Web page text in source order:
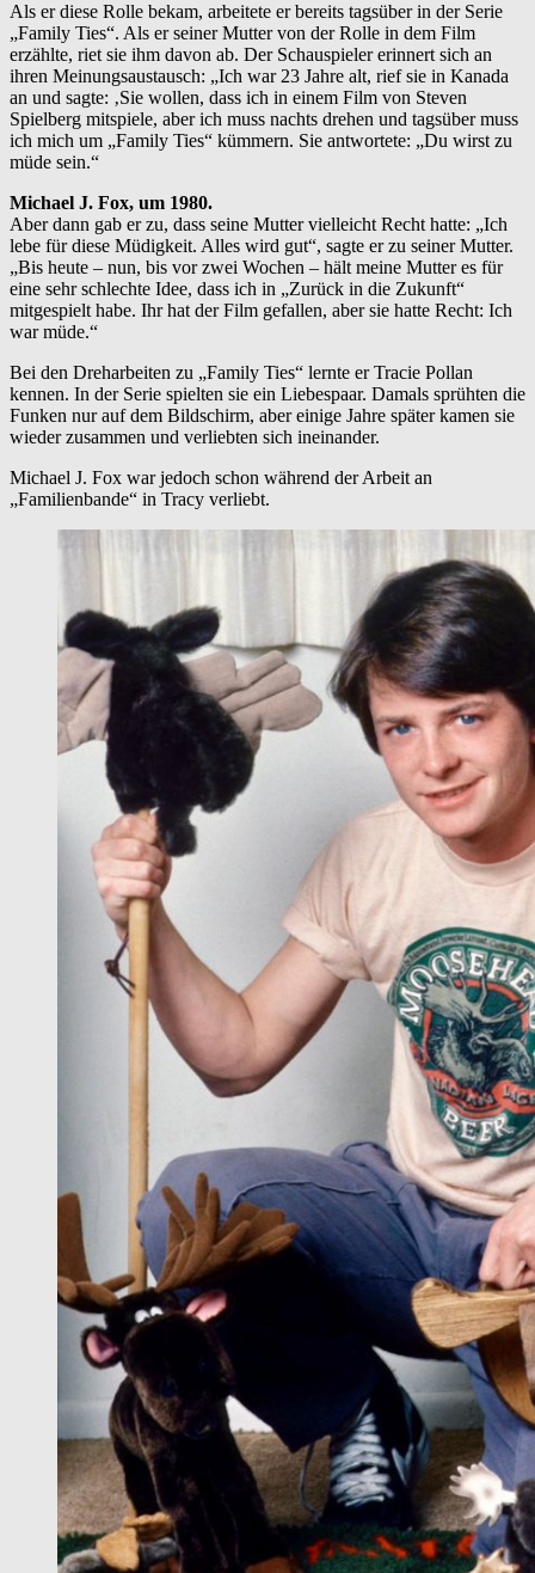
Als er diese Rolle bekam, arbeitete er bereits tagsüber in der Serie
„Family Ties“. Als er seiner Mutter von der Rolle in dem Film
erzählte, riet sie ihm davon ab. Der Schauspieler erinnert sich an
ihren Meinungsaustausch: „Ich war 23 Jahre alt, rief sie in Kanada
an und sagte: ‚Sie wollen, dass ich in einem Film von Steven
Spielberg mitspiele, aber ich muss nachts drehen und tagsüber muss
ich mich um „Family Ties“ kümmern. Sie antwortete: „Du wirst zu
müde sein.“
Michael J. Fox, um 1980.
Aber dann gab er zu, dass seine Mutter vielleicht Recht hatte: „Ich
lebe für diese Müdigkeit. Alles wird gut“, sagte er zu seiner Mutter.
„Bis heute – nun, bis vor zwei Wochen – hält meine Mutter es für
eine sehr schlechte Idee, dass ich in „Zurück in die Zukunft“
mitgespielt habe. Ihr hat der Film gefallen, aber sie hatte Recht: Ich
war müde.“
Bei den Dreharbeiten zu „Family Ties“ lernte er Tracie Pollan
kennen. In der Serie spielten sie ein Liebespaar. Damals sprühten die
Funken nur auf dem Bildschirm, aber einige Jahre später kamen sie
wieder zusammen und verliebten sich ineinander.
Michael J. Fox war jedoch schon während der Arbeit an
„Familienbande“ in Tracy verliebt.